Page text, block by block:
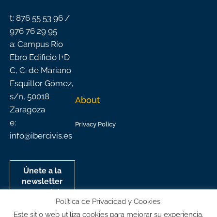
t: 876 55 53 96 /
976 76 29 95
a: Campus Río
Ebro Edificio I+D
C, C. de Mariano
Esquillor Gómez,
s/n, 50018
Zaragoza
e:
info@ibercivis.es
Únete a la
newsletter
mensual de
Ibercivis
About
Privacy Policy
Política de Privacidad y Cookies.
Este sitio web utiliza cookies para mejorar su experiencia.